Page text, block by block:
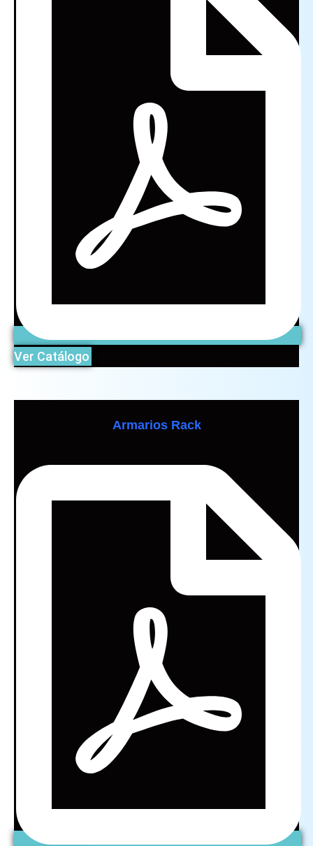
Ver Catálogo
Armarios Rack